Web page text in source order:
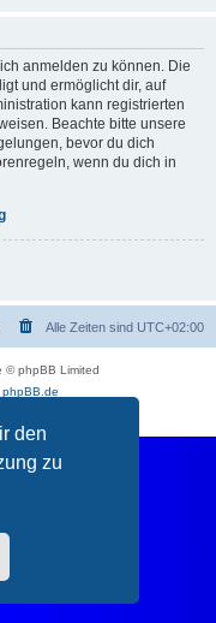
den
zu
anmelden zu können. Die
und ermöglicht dir, auf
kann registrierten
Beachte bitte unsere
bevor du dich
wenn du dich in
Alle Zeiten sind UTC+02:00
© phpBB Limited
phpBB.de